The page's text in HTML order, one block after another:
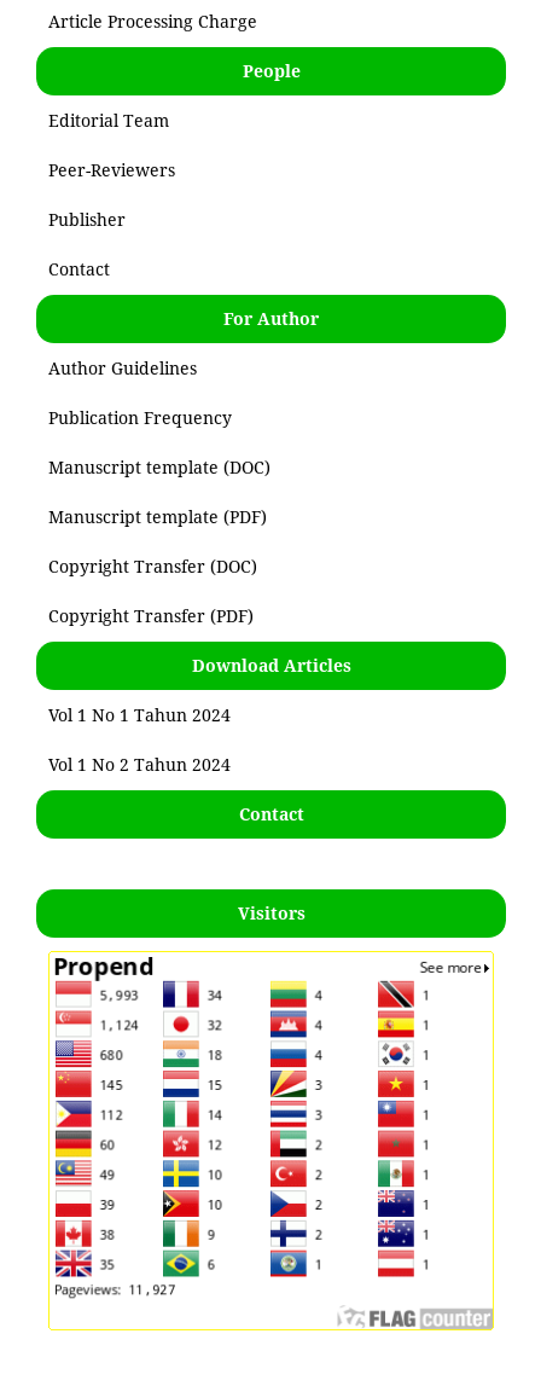
Article Processing Charge
People
Editorial Team
Peer-Reviewers
Publisher
Contact
For Author
Author Guidelines
Publication Frequency
Manuscript template (DOC)
Manuscript template (PDF)
Copyright Transfer (DOC)
Copyright Transfer (PDF)
Download Articles
Vol 1 No 1 Tahun 2024
Vol 1 No 2 Tahun 2024
Contact
Visitors